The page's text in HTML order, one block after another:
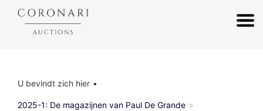
U bevindt zich hier
2025-1: De magazijnen van Paul De Grande